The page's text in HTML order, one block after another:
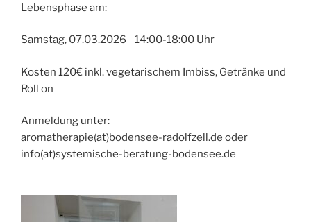
Lebensphase am:
Samstag, 07.03.2026 14:00-18:00 Uhr
Kosten 120€ inkl. vegetarischem Imbiss, Getränke und
Roll on
Anmeldung unter:
aromatherapie(at)bodensee-radolfzell.de oder
info(at)systemische-beratung-bodensee.de